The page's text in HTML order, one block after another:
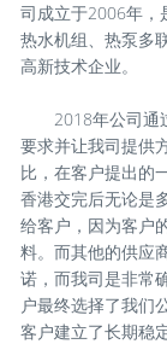
司成立于2006年，
热水机组、热泵多
高新技术企业。
2018年公司通过
要求并让我司提供
比，在客户提出的
香港交完后无论是
给客户，因为客户
料。而其他的供应
诺，而我司是非常
户最终选择了我们
客户建立了长期稳